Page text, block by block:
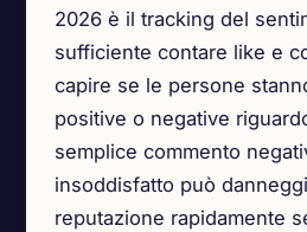
2026 è il tracking del
sufficiente contare like e
capire se le persone
positive o negative
semplice commento
insoddisfatto può
reputazione rapidamente